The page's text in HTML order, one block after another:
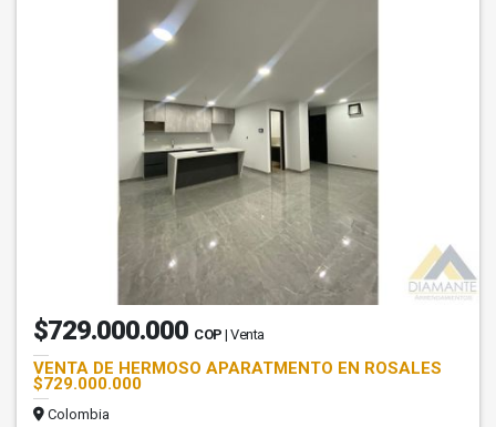
$729.000.000 COP | Venta
VENTA DE HERMOSO APARATMENTO EN ROSALES
$729.000.000
Colombia